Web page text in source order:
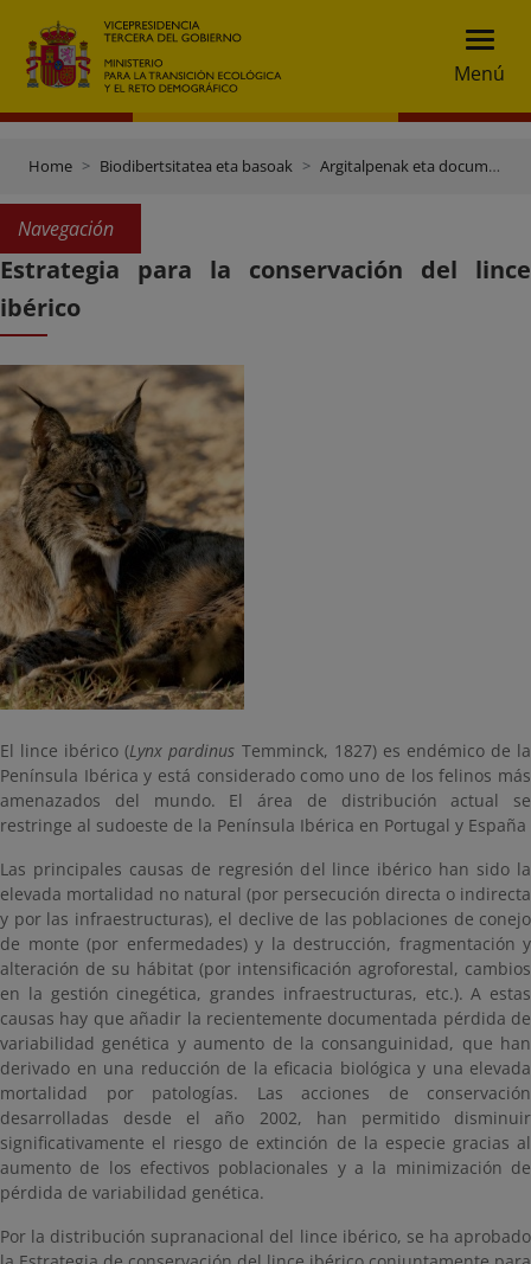
Menú
Home Biodibertsitatea eta basoak Argitalpenak eta documentaci
Navegación
Estrategia para la conservación del lince
ibérico
El lince ibérico (Lynx pardinus Temminck, 1827) es endémico de la
Península Ibérica y está considerado como uno de los felinos más
amenazados del mundo. El área de distribución actual se
restringe al sudoeste de la Península Ibérica en Portugal y España
Las principales causas de regresión del lince ibérico han sido la
elevada mortalidad no natural (por persecución directa o indirecta
y por las infraestructuras), el declive de las poblaciones de conejo
de monte (por enfermedades) y la destrucción, fragmentación y
alteración de su hábitat (por intensificación agroforestal, cambios
en la gestión cinegética, grandes infraestructuras, etc.). A estas
causas hay que añadir la recientemente documentada pérdida de
variabilidad genética y aumento de la consanguinidad, que han
derivado en una reducción de la eficacia biológica y una elevada
mortalidad por patologías. Las acciones de conservación
desarrolladas desde el año 2002, han permitido disminuir
significativamente el riesgo de extinción de la especie gracias al
aumento de los efectivos poblacionales y a la minimización de
pérdida de variabilidad genética.
Por la distribución supranacional del lince ibérico, se ha aprobado